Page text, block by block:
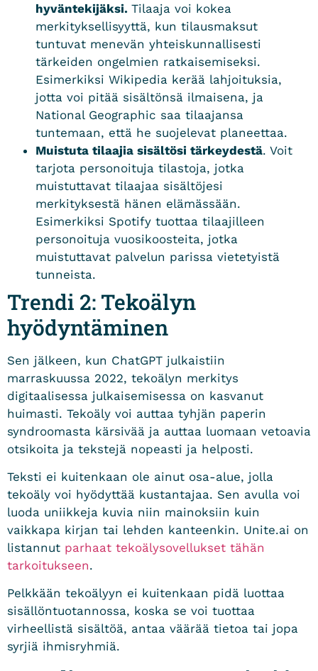
hyväntekijäksi. Tilaaja voi kokea
merkityksellisyyttä, kun tilausmaksut
tuntuvat menevän yhteiskunnallisesti
tärkeiden ongelmien ratkaisemiseksi.
Esimerkiksi Wikipedia kerää lahjoituksia,
jotta voi pitää sisältönsä ilmaisena, ja
National Geographic saa tilaajansa
tuntemaan, että he suojelevat planeettaa.
Muistuta tilaajia sisältösi tärkeydestä. Voit
tarjota personoituja tilastoja, jotka
muistuttavat tilaajaa sisältöjesi
merkityksestä hänen elämässään.
Esimerkiksi Spotify tuottaa tilaajilleen
personoituja vuosikoosteita, jotka
muistuttavat palvelun parissa vietetyistä
tunneista.
Trendi 2: Tekoälyn
hyödyntäminen
Sen jälkeen, kun ChatGPT julkaistiin
marraskuussa 2022, tekoälyn merkitys
digitaalisessa julkaisemisessa on kasvanut
huimasti. Tekoäly voi auttaa tyhjän paperin
syndroomasta kärsivää ja auttaa luomaan vetoavia
otsikoita ja tekstejä nopeasti ja helposti.
Teksti ei kuitenkaan ole ainut osa-alue, jolla
tekoäly voi hyödyttää kustantajaa. Sen avulla voi
luoda uniikkeja kuvia niin mainoksiin kuin
vaikkapa kirjan tai lehden kanteenkin. Unite.ai on
listannut parhaat tekoälysovellukset tähän
tarkoitukseen.
Pelkkään tekoälyyn ei kuitenkaan pidä luottaa
sisällöntuotannossa, koska se voi tuottaa
virheellistä sisältöä, antaa väärää tietoa tai jopa
syrjiä ihmisryhmiä.